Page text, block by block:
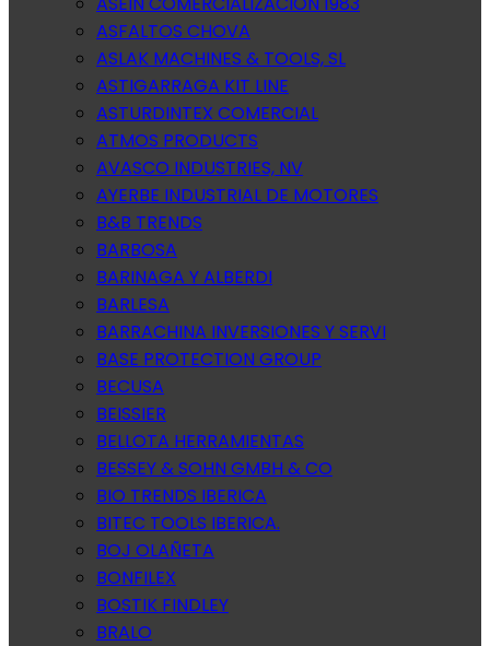
ASFALTOS CHOVA
ASLAK MACHINES & TOOLS, SL
ASTIGARRAGA KIT LINE
ASTURDINTEX COMERCIAL
ATMOS PRODUCTS
AVASCO INDUSTRIES, NV
AYERBE INDUSTRIAL DE MOTORES
B&B TRENDS
BARBOSA
BARINAGA Y ALBERDI
BARLESA
BARRACHINA INVERSIONES Y SERVI
BASE PROTECTION GROUP
BECUSA
BEISSIER
BELLOTA HERRAMIENTAS
BESSEY & SOHN GMBH & CO
BIO TRENDS IBERICA
BITEC TOOLS IBERICA.
BOJ OLAÑETA
BONFILEX
BOSTIK FINDLEY
BRALO